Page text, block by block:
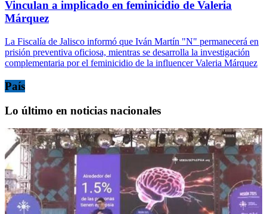
Vinculan a implicado en feminicidio de Valeria
Márquez
La Fiscalía de Jalisco informó que Iván Martín "N" permanecerá en
prisión preventiva oficiosa, mientras se desarrolla la investigación
complementaria por el feminicidio de la influencer Valeria Márquez
País
Lo último en noticias nacionales